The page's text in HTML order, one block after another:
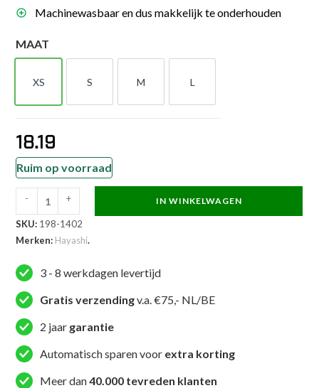
Machinewasbaar en dus makkelijk te onderhouden
MAAT
XS
XS
S
S
M
M
L
L
18.19
Ruim op voorraad
Hayashi
Tank
top
Athletic
-
Wit
/
Rood
- + IN WINKELWAGEN
SKU: 198-1402
Merken: Hayashi.
3 - 8 werkdagen levertijd
Gratis verzendingv.a. €75,- NL/BE
2 jaar garantie
Automatisch sparen voor extra korting
Meer dan40.000 tevreden klanten